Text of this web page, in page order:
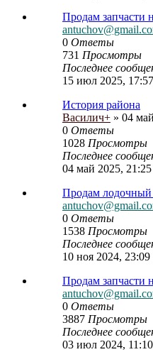
Продам запчасти
0 Ответы
731 Просмотры
Последнее
15 июл 2025, 17:57
История района
Василич+ » 04
0 Ответы
1028 Просмотры
Последнее
04 май 2025, 21:25
Продам лодочный
0 Ответы
1538 Просмотры
Последнее
10 ноя 2024, 23:09
Продам запчасти
0 Ответы
3887 Просмотры
Последнее
03 июл 2024, 11:10